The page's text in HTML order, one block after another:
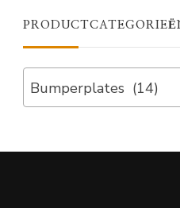
Bumperplates (14)